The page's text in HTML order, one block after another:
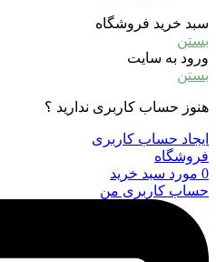
سبد خرید فروشگاه
بستن
ورود به سایت
بستن
هنوز حساب کاربری ندارید ؟
ایجاد حساب کاربری
فروشگاه
0 مورد سبد خرید
حساب کاربری من